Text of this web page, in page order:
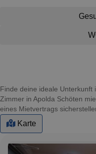
Finde deine ideale Unterkunft
Zimmer in Apolda Schöten
eines Mietvertrags
Karte